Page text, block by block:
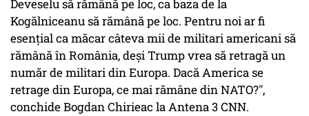
Deveselu să rămână pe loc, ca baza de la
Kogălniceanu să rămână pe loc. Pentru noi ar fi
esențial ca măcar câteva mii de militari americani să
rămână în România, deși Trump vrea să retragă un
număr de militari din Europa. Dacă America se
retrage din Europa, ce mai rămâne din NATO?",
conchide Bogdan Chirieac la Antena 3 CNN.